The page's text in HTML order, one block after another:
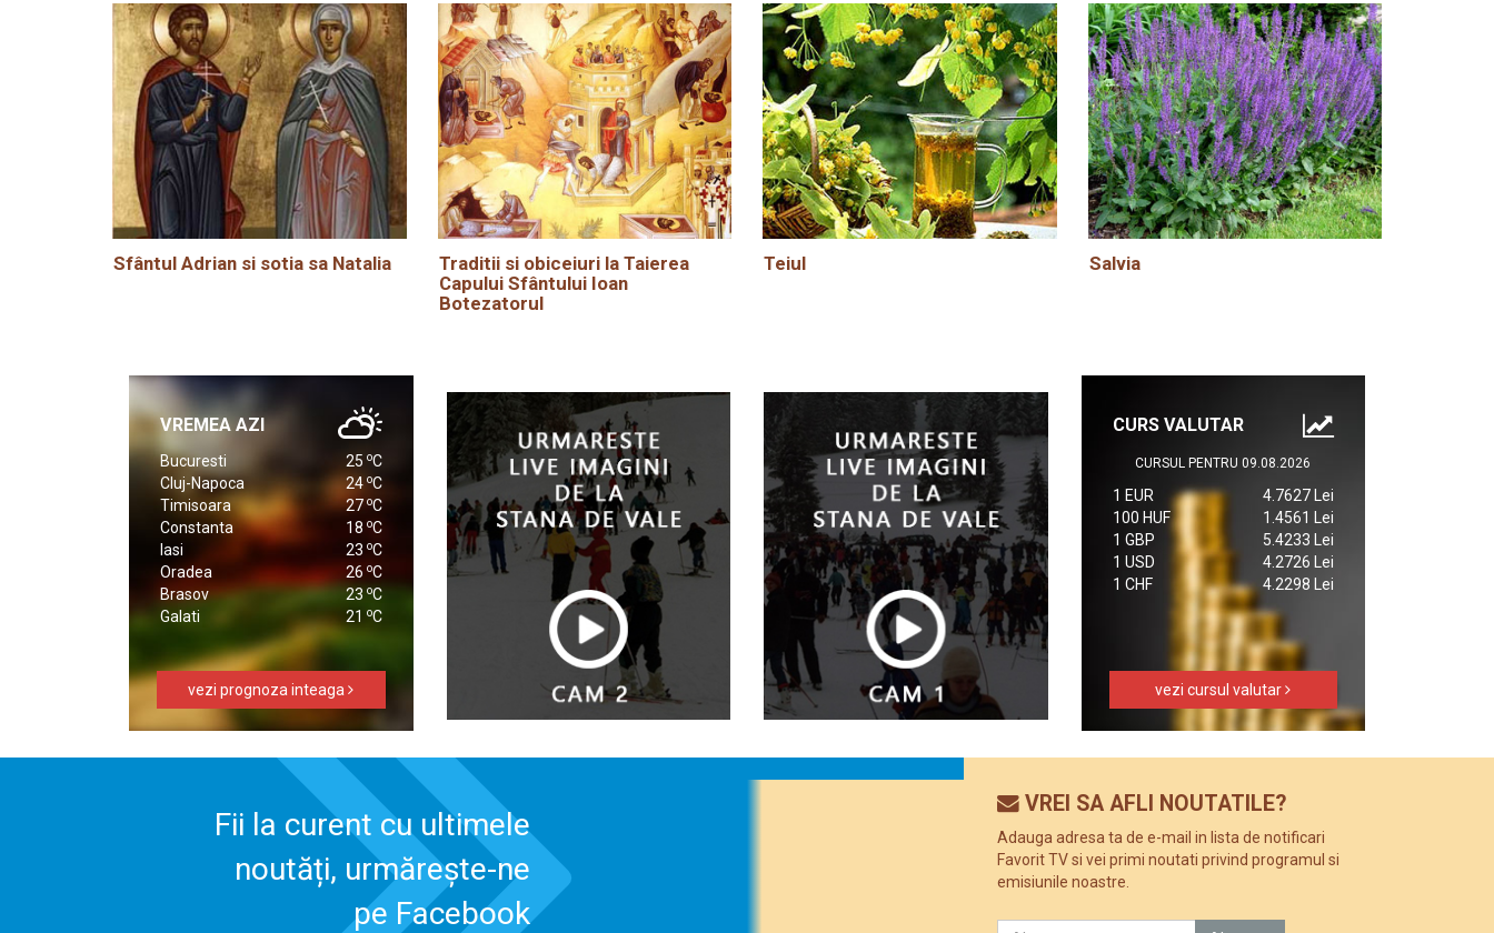
Sfântul Adrian si sotia sa Natalia
Traditii si obiceiuri la Taierea
Capului Sfântului Ioan
Botezatorul
Teiul Salvia
VREMEA AZI
Bucuresti 25 oC
Cluj-Napoca
24 oC
Timisoara
27oC
Constanta
18 oC
Iasi
23 oC
Oradea
26 oC
Brasov
23 oC
Galati
21 oC
vezi prognoza inteaga
CURS VALUTAR
CURSUL PENTRU 09.08.2026
1 EUR
4.7627 Lei
100 HUF
1.4561 Lei
1 GBP
5.4233 Lei
1 USD
4.2726 Lei
1 CHF
4.2298 Lei
vezi cursul valutar
Fii la curent cu ultimele
noutăți, urmărește-ne
pe Facebook
VREI SA AFLI NOUTATILE?
Adauga adresa ta de e-mail in lista de notificari
Favorit TV si vei primi noutati privind programul si
emisiunile noastre.